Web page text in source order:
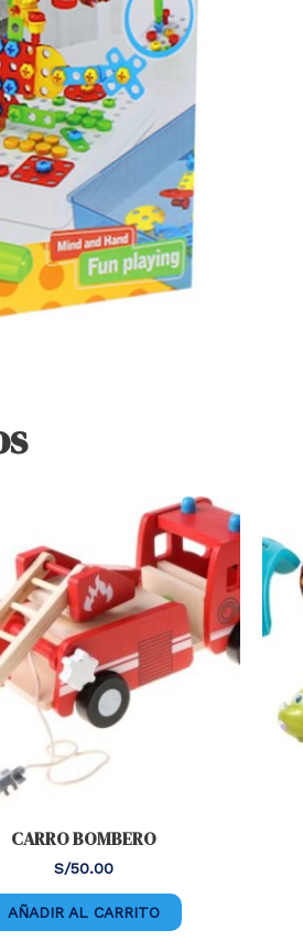
CARRO BOMBERO
S/50.00
AÑADIR AL CARRITO